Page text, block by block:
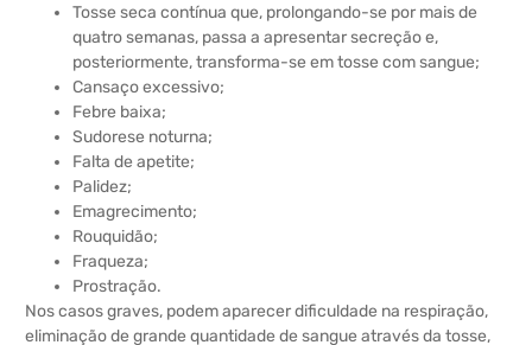
Tosse seca contínua que, prolongando-se por mais de
quatro semanas, passa a apresentar secreção e,
posteriormente, transforma-se em tosse com sangue;
Cansaço excessivo;
Febre baixa;
Sudorese noturna;
Falta de apetite;
Palidez;
Emagrecimento;
Rouquidão;
Fraqueza;
Prostração.
Nos casos graves, podem aparecer dificuldade na respiração,
eliminação de grande quantidade de sangue através da tosse,